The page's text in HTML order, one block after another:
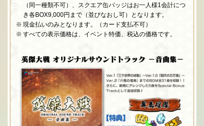
（同一種類不可） 、スクエア缶バッジはお一人様1会計につ
き各BOX9,000円まで（並びなおし可）となります。
現金払いのみとなります。（カード支払不可）
すべての表示価格は、イベント特価、税込の価格です。